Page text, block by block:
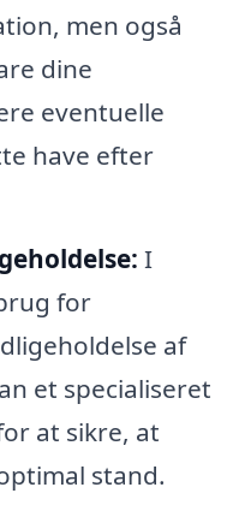
men også
dine
eventuelle
have efter
I
for
af
et specialiseret
at sikre, at
stand.